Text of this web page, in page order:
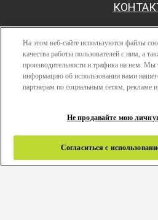
Поиск
Правила и
На этом веб-сайте используются файлы
качества работы пользователей с ним, а
производительности и трафика на нем. Мы
информацию об использовании вами
партнерам по социальным сетям, рекламе
Не продавайте мою
Согласиться с